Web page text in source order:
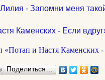
- Запомни меня
Каменских - Если
Поделиться…